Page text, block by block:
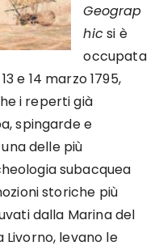
Geograp
hicsi è
occupata
e 14 marzo 1795,
i reperti già
spingarde e
delle più
subacquea
storiche più
dalla Marina del
Livorno, levano le